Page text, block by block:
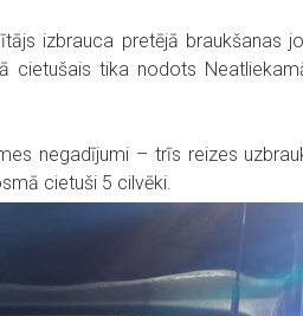
izbrauca pretējā braukšanas
cietušais tika nodots
negadījumi – trīs reizes
cietuši 5 cilvēki.